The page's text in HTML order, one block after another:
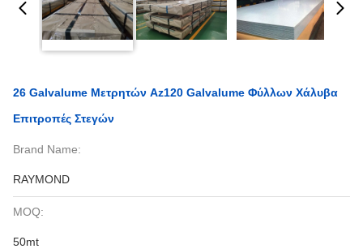
26 Galvalume Μετρητών Az120 Galvalume Φύλλων Χάλυβα
Επιτροπές Στεγών
Brand Name:
RAYMOND
MOQ:
50mt